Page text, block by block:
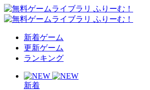
新着ゲーム
更新ゲーム
ランキング
新着